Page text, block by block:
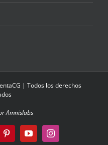
| Todos los derechos
Amnislabs
PinterestYouTubeInstagram